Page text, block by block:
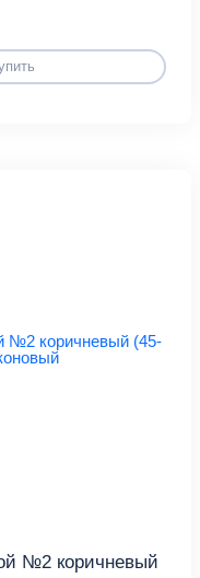
№2 коричневый